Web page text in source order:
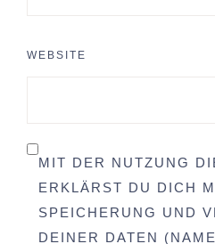
WEBSITE
MIT DER NUTZUNG
ERKLÄRST DU DICH
SPEICHERUNG UND
DEINER DATEN